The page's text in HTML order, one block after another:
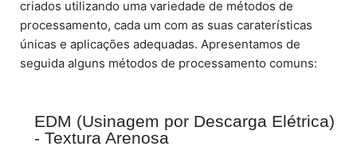
criados utilizando uma variedade de métodos de
processamento, cada um com as suas caraterísticas
únicas e aplicações adequadas. Apresentamos de
seguida alguns métodos de processamento comuns:
EDM (Usinagem por Descarga Elétrica)
- Textura Arenosa